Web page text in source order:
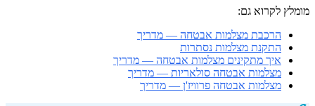
מומלץ לקרוא גם:
הרכבת מצלמות אבטחה — מדריך
התקנת מצלמות נסתרות
איך מתקינים מצלמות אבטחה — מדריך
מצלמות אבטחה סולאריות — מדריך
מצלמות אבטחה פרוויז'ן — מדריך